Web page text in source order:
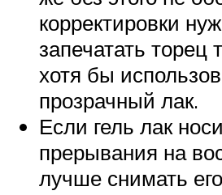
корректировки
запечатать торец
хотя бы
прозрачный лак.
Если гель лак
прерывания на
лучше снимать